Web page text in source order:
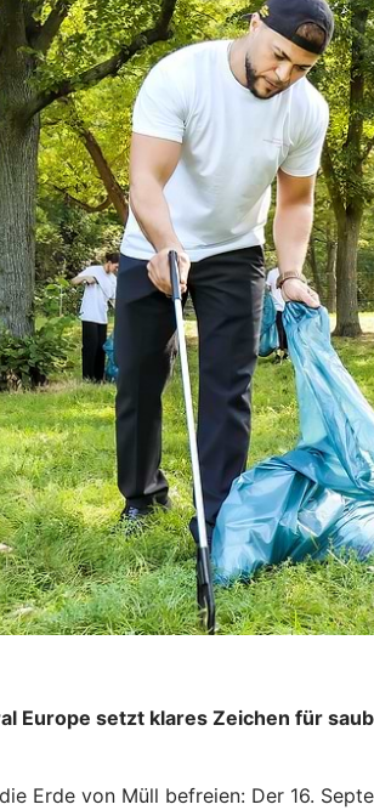
Europe setzt klares Zeichen für
Erde von Müll befreien: Der 16.